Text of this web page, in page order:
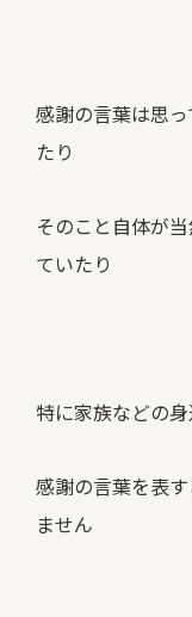
感謝の言葉は思
たり
そのこと自体が
ていたり
特に家族などの
感謝の言葉を表
ません